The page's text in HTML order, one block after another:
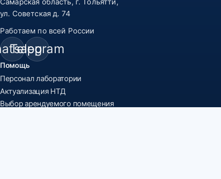
ул. Советская д. 74
Работаем по всей России
Telegram
Помощь
Персонал лаборатории
Актуализация НТД
Выбор арендуемого помещения